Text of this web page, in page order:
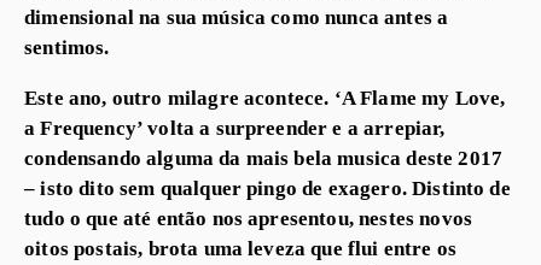
dimensional na sua música como nunca antes a
sentimos.
Este ano, outro milagre acontece. ‘A Flame my Love,
a Frequency’ volta a surpreender e a arrepiar,
condensando alguma da mais bela musica deste 2017
– isto dito sem qualquer pingo de exagero. Distinto de
tudo o que até então nos apresentou, nestes novos
oitos postais, brota uma leveza que flui entre os